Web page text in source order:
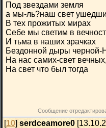
Под звездами земля
а мы-ль?наш свет
В тех прожитых мирах
Себе мы светим в
И тьма в наших зрачках
Бездонной дыры черной-
На нас самих-свет
На свет что был тогда
Сообщение
[10]serdceamore0